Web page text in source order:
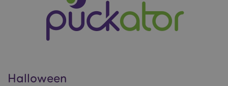
Halloween